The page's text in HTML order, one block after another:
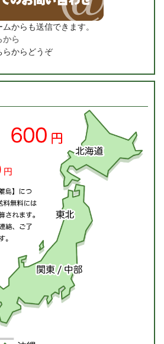
からも送信できます。
から
らからどうぞ